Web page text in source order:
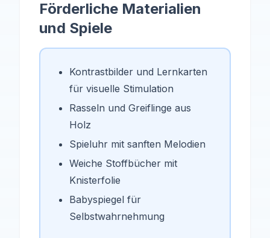
Förderliche Materialien
und Spiele
Kontrastbilder und Lernkarten
für visuelle Stimulation
Rasseln und Greiflinge aus
Holz
Spieluhr mit sanften Melodien
Weiche Stoffbücher mit
Knisterfolie
Babyspiegel für
Selbstwahrnehmung